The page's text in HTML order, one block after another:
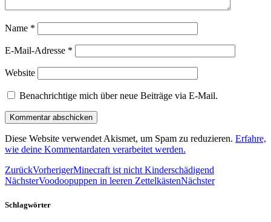
Name *
E-Mail-Adresse *
Website
Benachrichtige mich über neue Beiträge via E-Mail.
Diese Website verwendet Akismet, um Spam zu reduzieren. Erfahre,
wie deine Kommentardaten verarbeitet werden.
ZurückVorherigerMinecraft ist nicht Kinderschädigend
NächsterVoodoopuppen in leeren ZettelkästenNächster
Schlagwörter